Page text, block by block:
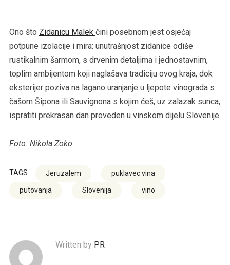
Ono što Zidanicu Malek čini posebnom jest osjećaj
potpune izolacije i mira: unutrašnjost zidanice odiše
rustikalnim šarmom, s drvenim detaljima i jednostavnim,
toplim ambijentom koji naglašava tradiciju ovog kraja, dok
eksterijer poziva na lagano uranjanje u ljepote vinograda s
čašom Šipona ili Sauvignona s kojim ćeš, uz zalazak sunca,
ispratiti prekrasan dan proveden u vinskom dijelu Slovenije.
Foto: Nikola Zoko
TAGS Jeruzalem puklavec vina
putovanja Slovenija vino
Written by PR